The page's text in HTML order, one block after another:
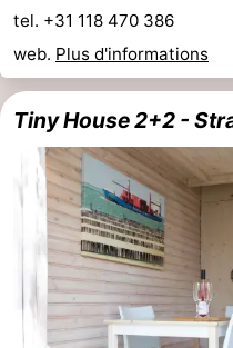
tel. +31 118 470 386
web. Plus d'informations
Tiny House 2+2 -